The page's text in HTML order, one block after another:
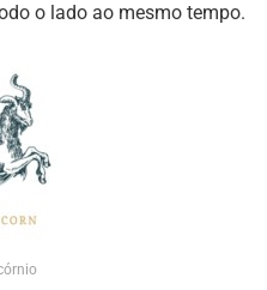
o lado ao mesmo tempo.